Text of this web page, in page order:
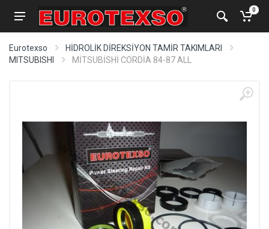
0
Eurotexso
HİDROLİK DİREKSİYON TAMİR TAKIMLARI
MITSUBISHI
MİTSUBİSHİ CORDİA 84-87 ALL